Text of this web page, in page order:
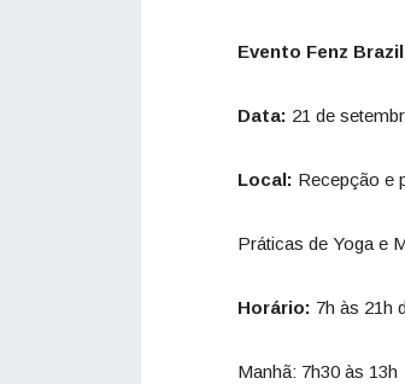
Evento Fenz
Data: 21 de
Local: Recepção e
Práticas de Yoga e
Horário: 7h às 21h
Manhã: 7h30 às 13h